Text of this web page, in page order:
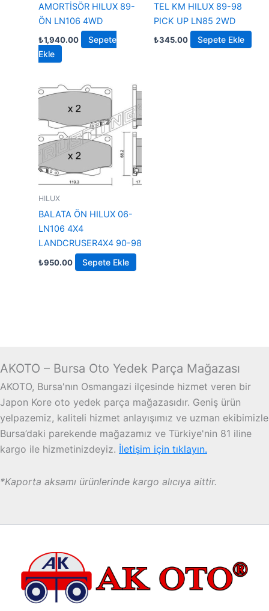
AMORTİSÖR HILUX 89-
ÖN LN106 4WD
₺1,940.00
Sepete
Ekle
TEL KM HILUX 89-98
PICK UP LN85 2WD
₺345.00 Sepete Ekle
HILUX
BALATA ÖN HILUX 06-
LN106 4X4
LANDCRUSER4X4 90-98
₺950.00 Sepete Ekle
AKOTO – Bursa Oto Yedek Parça Mağazası
AKOTO, Bursa'nın Osmangazi ilçesinde hizmet veren bir
Japon Kore oto yedek parça mağazasıdır. Geniş ürün
yelpazemiz, kaliteli hizmet anlayışımız ve uzman ekibimizle
Bursa’daki parekende mağazamız ve Türkiye'nin 81 iline
kargo ile hizmetinizdeyiz. İletişim için tıklayın.
*Kaporta aksamı ürünlerinde kargo alıcıya aittir.